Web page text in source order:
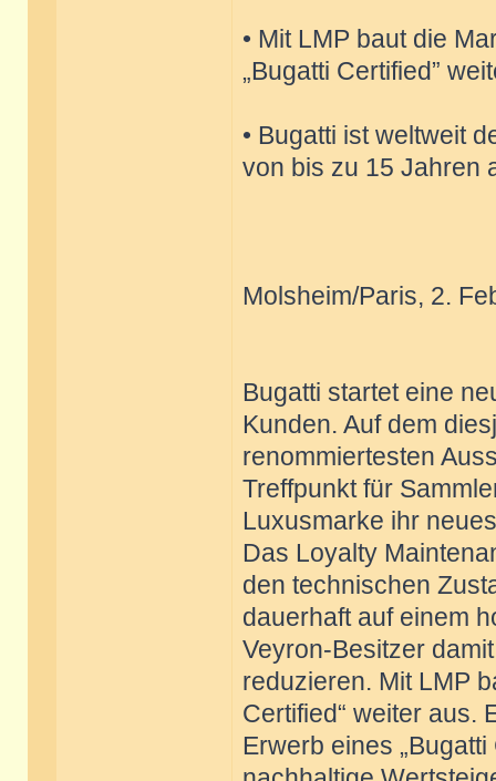
• Mit LMP baut die
„Bugatti Certified”
• Bugatti ist weltweit
von bis zu 15 Jahren
Molsheim/Paris, 2.
Bugatti startet eine
Kunden. Auf dem
renommiertesten
Treffpunkt für
Luxusmarke ihr
Das Loyalty
den technischen
dauerhaft auf einem
Veyron-Besitzer
reduzieren. Mit LMP
Certified“ weiter aus.
Erwerb eines